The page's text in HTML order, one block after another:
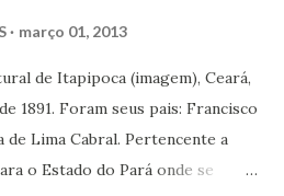
março 01, 2013
de Itapipoca (imagem), Ceará,
1891. Foram seus pais: Francisco
de Lima Cabral. Pertencente a
o Estado do Pará onde se